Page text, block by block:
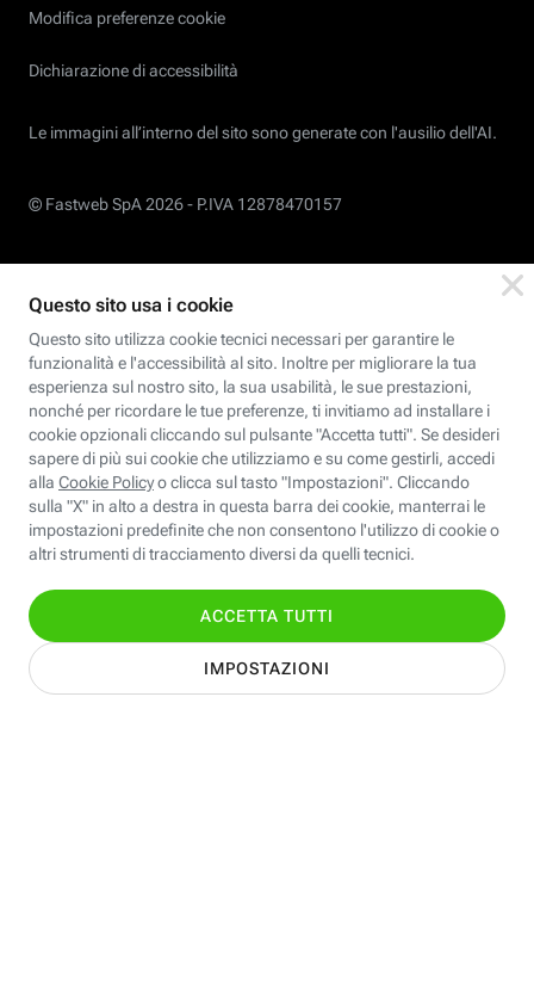
Modifica preferenze cookie
Dichiarazione di accessibilità
Le immagini all’interno del sito sono generate con l'ausilio dell'AI.
© Fastweb SpA 2026 - P.IVA 12878470157